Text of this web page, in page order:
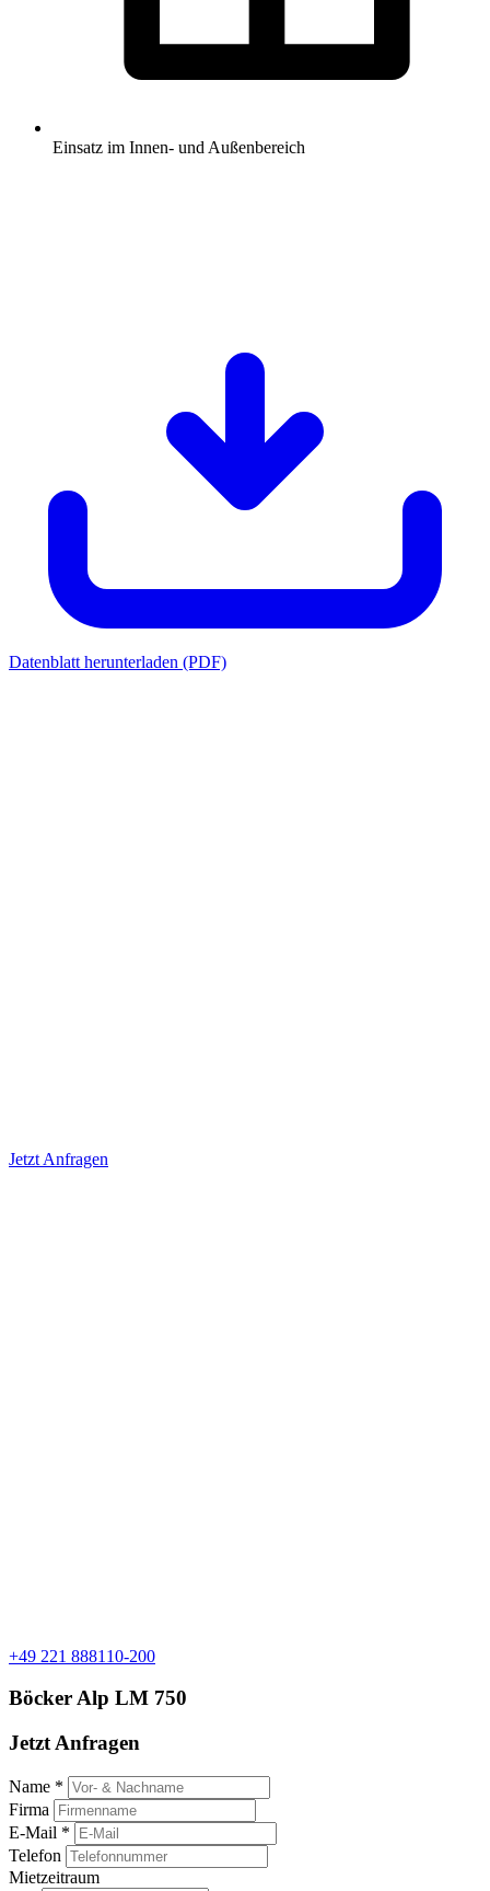
Einsatz im Innen- und Außenbereich
Datenblatt herunterladen (PDF)
Jetzt Anfragen
+49 221 888110-200
Böcker Alp LM 750
Jetzt Anfragen
Name *
Firma
E-Mail *
Telefon
Mietzeitraum